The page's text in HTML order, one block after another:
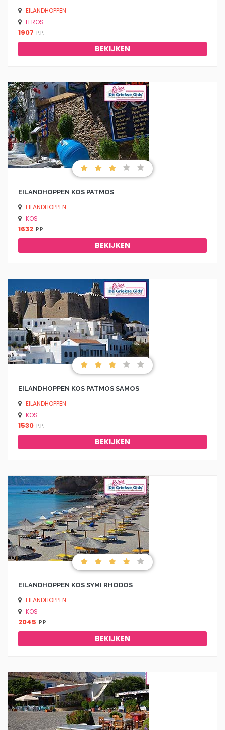
EILANDHOPPEN
LEROS
1907 P.P.
BEKIJKEN
EILANDHOPPEN KOS PATMOS
EILANDHOPPEN
KOS
1632 P.P.
BEKIJKEN
EILANDHOPPEN KOS PATMOS SAMOS
EILANDHOPPEN
KOS
1530 P.P.
BEKIJKEN
EILANDHOPPEN KOS SYMI RHODOS
EILANDHOPPEN
KOS
2045 P.P.
BEKIJKEN